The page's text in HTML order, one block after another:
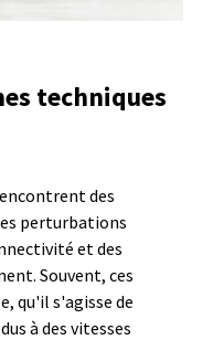
techniques
des
perturbations
et des
Souvent, ces
qu'il s'agisse de
à des vitesses